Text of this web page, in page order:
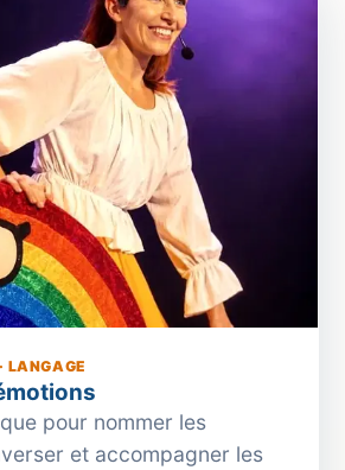
LANGAGE
pour nommer les
et accompagner les